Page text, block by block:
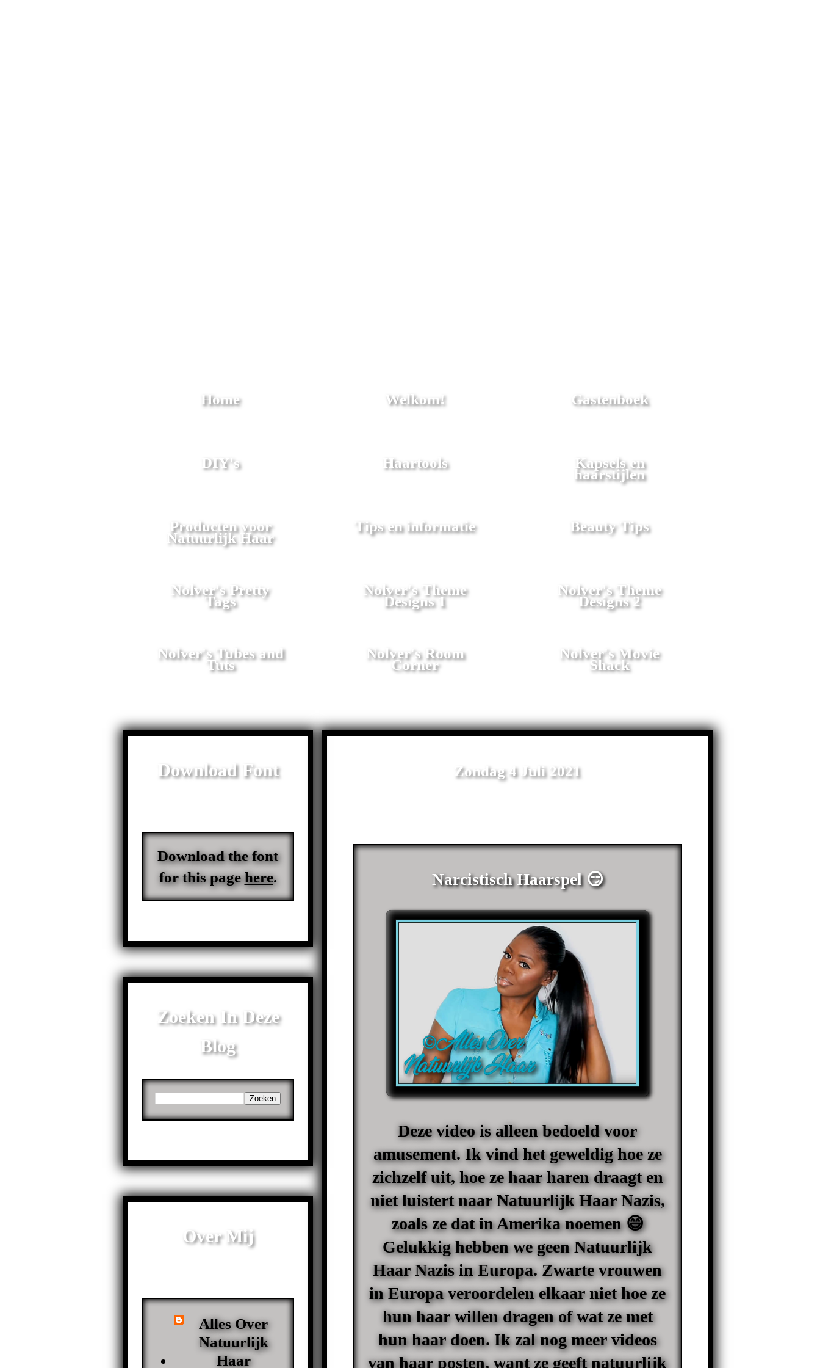
Home Welkom! Gastenboek
DIY's Haartools Kapsels en
haarstijlen
Producten voor
Natuurlijk Haar
Tips en informatie Beauty Tips
Nolver's Pretty
Tags
Nolver's Theme
Designs 1
Nolver's Theme
Designs 2
Nolver's Tubes and
Tuts
Nolver's Room
Corner
Nolver's Movie
Shack
Zondag 4 Juli 2021
Narcistisch Haarspel 😏
Deze video is alleen bedoeld voor
amusement. Ik vind het geweldig hoe ze
zichzelf uit, hoe ze haar haren draagt en
niet luistert naarNatuurlijk Haar Nazis,
zoals ze dat in Amerika noemen 😄
Gelukkig hebben we geen Natuurlijk
Haar Nazis in Europa. Zwarte vrouwen
in Europa veroordelen elkaar niet hoe ze
hun haar willen dragen of wat ze met
hun haar doen. Ik zal nog meer videos
van haar posten, want ze geeft natuurlijk
Download Font
Download the font
for this pagehere.
Zoeken In Deze
Blog
Over Mij
Alles Over
Natuurlijk
Haar